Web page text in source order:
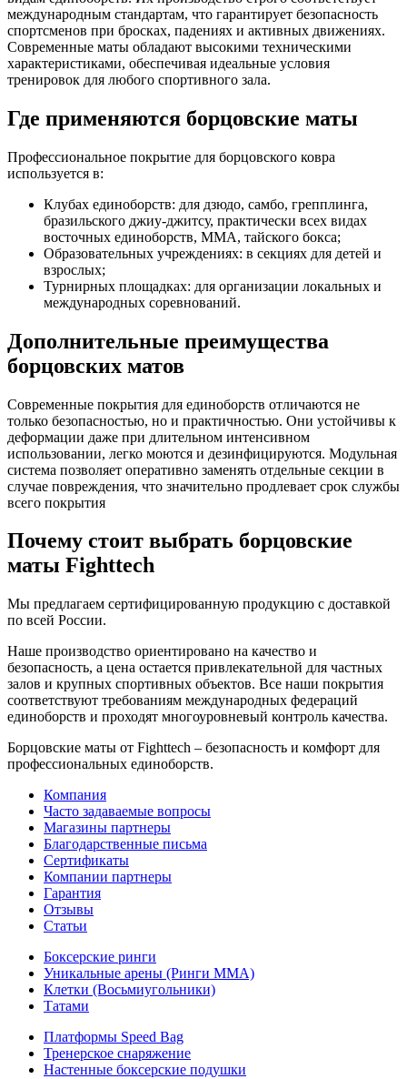
международным стандартам, что гарантирует безопасность
спортсменов при бросках, падениях и активных движениях.
Современные маты обладают высокими техническими
характеристиками, обеспечивая идеальные условия
тренировок для любого спортивного зала.
Где применяются борцовские маты
Профессиональное покрытие для борцовского ковра
используется в:
Клубах единоборств: для дзюдо, самбо, грепплинга,
бразильского джиу-джитсу, практически всех видах
восточных единоборств, ММА, тайского бокса;
Образовательных учреждениях: в секциях для детей и
взрослых;
Турнирных площадках: для организации локальных и
международных соревнований.
Дополнительные преимущества
борцовских матов
Современные покрытия для единоборств отличаются не
только безопасностью, но и практичностью. Они устойчивы к
деформации даже при длительном интенсивном
использовании, легко моются и дезинфицируются. Модульная
система позволяет оперативно заменять отдельные секции в
случае повреждения, что значительно продлевает срок службы
всего покрытия
Почему стоит выбрать борцовские
маты Fighttech
Мы предлагаем сертифицированную продукцию с доставкой
по всей России.
Наше производство ориентировано на качество и
безопасность, а цена остается привлекательной для частных
залов и крупных спортивных объектов. Все наши покрытия
соответствуют требованиям международных федераций
единоборств и проходят многоуровневый контроль качества.
Борцовские маты от Fighttech – безопасность и комфорт для
профессиональных единоборств.
Компания
Часто задаваемые вопросы
Магазины партнеры
Благодарственные письма
Сертификаты
Компании партнеры
Гарантия
Отзывы
Статьи
Боксерские ринги
Уникальные арены (Ринги ММА)
Клетки (Восьмиугольники)
Татами
Платформы Speed Bag
Тренерское снаряжение
Настенные боксерские подушки